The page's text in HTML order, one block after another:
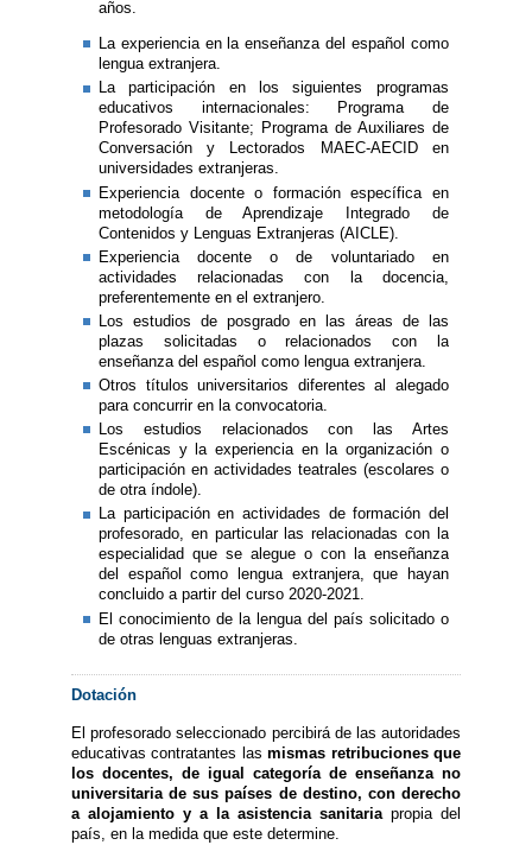
años.
La experiencia en la enseñanza del español como
lengua extranjera.
La participación en los siguientes programas
educativos internacionales: Programa de
Profesorado Visitante; Programa de Auxiliares de
Conversación y Lectorados MAEC-AECID en
universidades extranjeras.
Experiencia docente o formación específica en
metodología de Aprendizaje Integrado de
Contenidos y Lenguas Extranjeras (AICLE).
Experiencia docente o de voluntariado en
actividades relacionadas con la docencia,
preferentemente en el extranjero.
Los estudios de posgrado en las áreas de las
plazas solicitadas o relacionados con la
enseñanza del español como lengua extranjera.
Otros títulos universitarios diferentes al alegado
para concurrir en la convocatoria.
Los estudios relacionados con las Artes
Escénicas y la experiencia en la organización o
participación en actividades teatrales (escolares o
de otra índole).
La participación en actividades de formación del
profesorado, en particular las relacionadas con la
especialidad que se alegue o con la enseñanza
del español como lengua extranjera, que hayan
concluido a partir del curso 2020-2021.
El conocimiento de la lengua del país solicitado o
de otras lenguas extranjeras.
Dotación
El profesorado seleccionado percibirá de las autoridades
educativas contratantes lasmismas retribuciones que
los docentes, de igual categoría de enseñanza no
universitaria de sus países de destino, con derecho
a alojamiento y a la asistencia sanitariapropia del
país, en la medida que este determine.